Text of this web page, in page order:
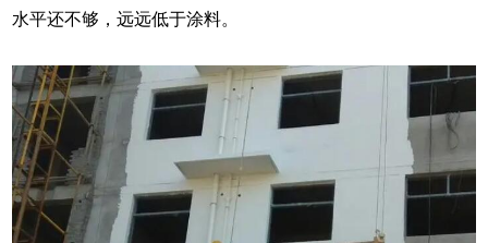
水平还不够，远远低于涂料。